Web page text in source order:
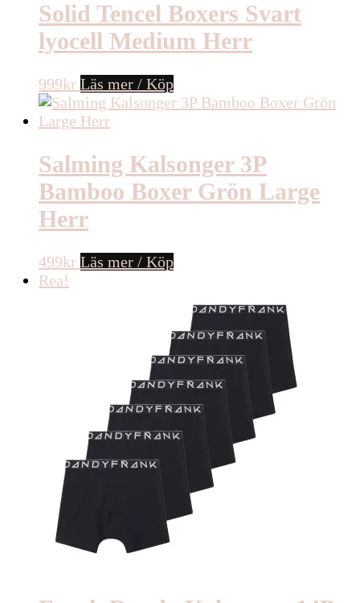
Solid Tencel Boxers Svart
lyocell Medium Herr
999kr Läs mer / Köp
Salming Kalsonger 3P
Bamboo Boxer Grön Large
Herr
499kr Läs mer / Köp
Rea!